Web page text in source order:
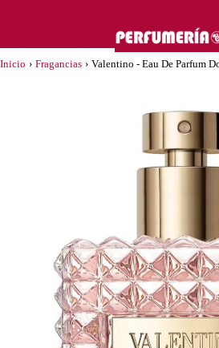
Inicio › Fragancias › Valentino - Eau De Parfum